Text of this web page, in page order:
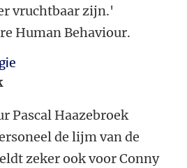
vruchtbaar zijn.'
Human Behaviour.
Pascal Haazebroek
de lijm van de
zeker ook voor Conny